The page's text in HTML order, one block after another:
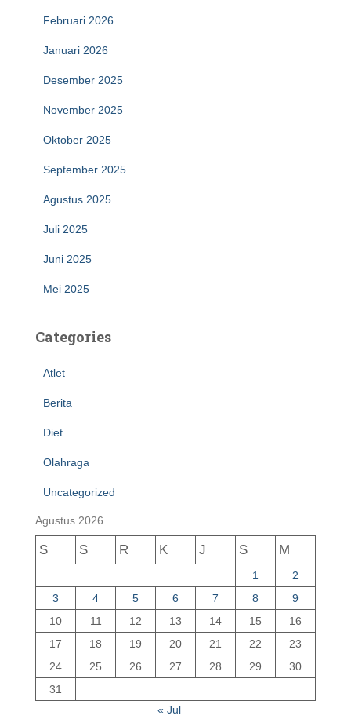
Februari 2026
Januari 2026
Desember 2025
November 2025
Oktober 2025
September 2025
Agustus 2025
Juli 2025
Juni 2025
Mei 2025
Categories
Atlet
Berita
Diet
Olahraga
Uncategorized
Agustus 2026
S S R K J S M
1
2
3
4 5 6 7 8
9
10
11 12 13 14 15
16
17
18 19 20 21 22
23
24
25 26 27 28 29
30
31
« Jul